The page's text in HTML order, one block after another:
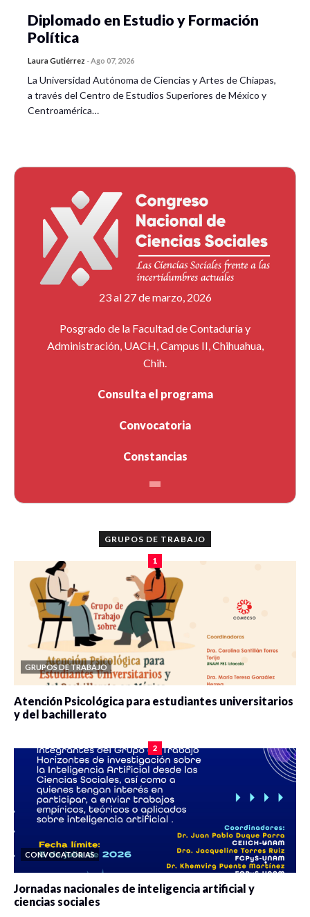
Diplomado en Estudio y Formación
Política
Laura Gutiérrez -Ago 07, 2026
La Universidad Autónoma de Ciencias y Artes de Chiapas,
a través del Centro de Estudios Superiores de México y
Centroamérica…
23 al 27 de marzo, 2026
Posgrado de la Facultad de Contaduría y
Administración, UACH, Campus II, Chihuahua,
Chih.
Consulta el programa
Convocatoria
Constancias
GRUPOS DE TRABAJO
1
GRUPOS DE TRABAJO
Atención Psicológica para estudiantes universitarios
y del bachillerato
2
CONVOCATORIAS
Jornadas nacionales de inteligencia artificial y
ciencias sociales